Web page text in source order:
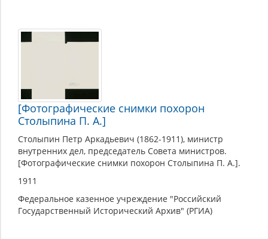
[Фотографические снимки похорон
Столыпина П. А.]
Столыпин Петр Аркадьевич (1862-1911), министр
внутренних дел, председатель Совета министров.
[Фотографические снимки похорон Столыпина П. А.].
1911
Федеральное казенное учреждение "Российский
Государственный Исторический Архив" (РГИА)